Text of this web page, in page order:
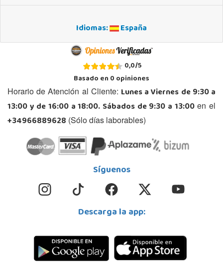
Idiomas: España
0,0/5
Basado en0opiniones
Horario de Atención al Cliente: Lunes a Viernes de 9:30 a
13:00 y de 16:00 a 18:00. Sábados de 9:30 a 13:00en el
+34966889628 (Sólo días laborables)
Síguenos
Descarga la app: